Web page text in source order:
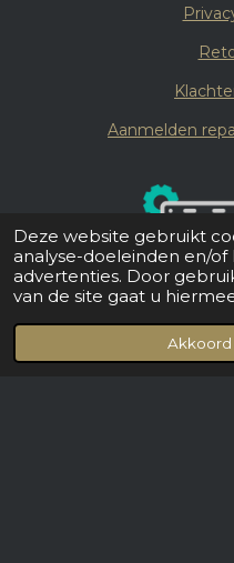
Deze website gebruikt
analyse-doeleinden en/
advertenties. Door
van de site gaat u
Akkoord
Aanmelden